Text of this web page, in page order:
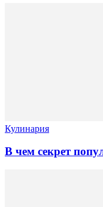
Кулинария
В чем секрет